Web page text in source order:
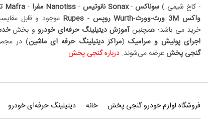
- کاخ شیمی ) سوناکس -
Sonax نانوتیس -
Nanotiss مفرا -
Mafra
واکس 3M ورث-وورث-
Wurth روپس -
Rupes موجود و قابل
خرید می باشد؛ همچنینآموزش دیتیلینگ حرفه‌ای خودروو بخش
اجرای پولیش و سرامیک (مراکز دیتیلینگ حرفه ای ماشین) در
گنجی پخش عرضه می‏‏‏‌شوند. درباره گنجی پخش
فروشگاه لوازم خودرو گنجی پخش خانه دیتیلینگ حرفه‌ای خودرو